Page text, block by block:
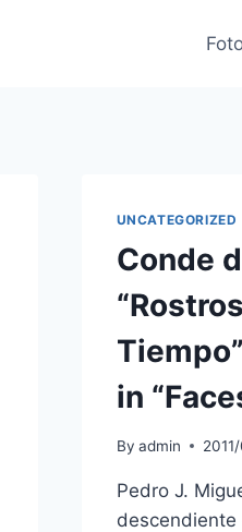
UNCATEGORIZED
Conde
Tiempo”
in
By admin
Pedro J.